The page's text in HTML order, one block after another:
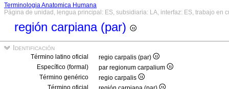
Terminologia Anatomica Humana
Página de unidad, lengua principal: ES, subsidiaria: LA, interfaz: ES, trabajo en
región carpiana (par)
Identificación
Término latino oficial
regio carpalis (par)
Específico (formal)
par regionum carpalium
Término genérico
regio carpalis
Término oficial